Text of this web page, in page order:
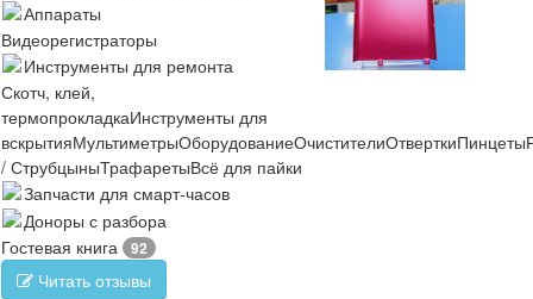
Аппараты
Видеорегистраторы
Инструменты для ремонта
Скотч, клей,
термопрокладкаИнструменты для
вскрытияМультиметрыОборудованиеОчистителиОтверткиПинцеты
/ СтрубцыныТрафаретыВсё для пайки
Запчасти для смарт-часов
Доноры с разбора
Гостевая книга
92
Читать отзывы